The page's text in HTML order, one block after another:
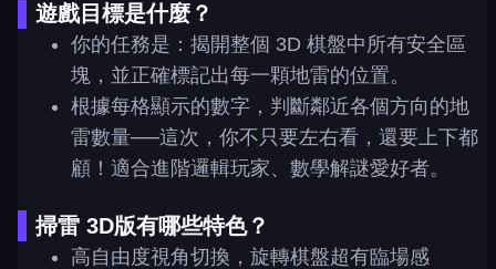
遊戲目標是什麼？
你的任務是：揭開整個 3D 棋盤中所有安全區
塊，並正確標記出每一顆地雷的位置。
根據每格顯示的數字，判斷鄰近各個方向的地
雷數量──這次，你不只要左右看，還要上下都
顧！適合進階邏輯玩家、數學解謎愛好者。
掃雷 3D版有哪些特色？
高自由度視角切換，旋轉棋盤超有臨場感